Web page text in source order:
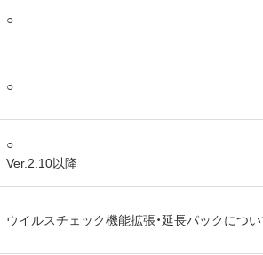
○
○
○
Ver.2.10以降
ウイルスチェック機能拡張・延長パックについ